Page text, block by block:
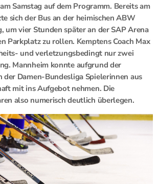
Samstag auf dem Programm. Bereits am
sich der Bus an der heimischen ABW
um vier Stunden später an der SAP Arena
Parkplatz zu rollen. Kemptens Coach Max
und verletzungsbedingt nur zwei
Mannheim konnte aufgrund der
der Damen-Bundesliga Spielerinnen aus
mit ins Aufgebot nehmen. Die
also numerisch deutlich überlegen.